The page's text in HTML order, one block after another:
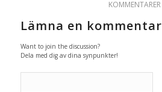
KOMMENTARER
Lämna en kommentar
Want to join the discussion?
Dela med dig av dina synpunkter!